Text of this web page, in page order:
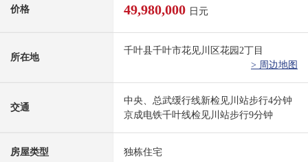
价格 49,980,000 日元
所在地
千叶县千叶市花见川区花园2丁目
> 周边地图
交通
中央、总武缓行线新检见川站步行4分钟
京成电铁千叶线检见川站步行9分钟
房屋类型 独栋住宅